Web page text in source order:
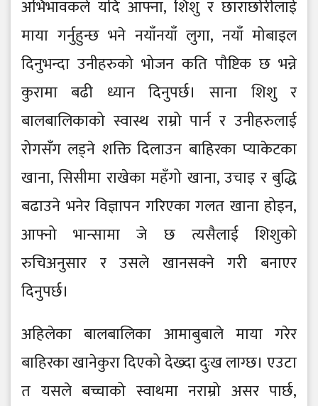
अभिभावकले यदि आफ्ना, शिशु र छाराछोरीलाई
माया गर्नुहुन्छ भने नयाँनयाँ लुगा, नयाँ मोबाइल
दिनुभन्दा उनीहरुको भोजन कति पौष्टिक छ भन्ने
कुरामा बढी ध्यान दिनुपर्छ। साना शिशु र
बालबालिकाको स्वास्थ राम्रो पार्न र उनीहरुलाई
रोगसँग लड्ने शक्ति दिलाउन बाहिरका प्याकेटका
खाना, सिसीमा राखेका महँगो खाना, उचाइ र बुद्धि
बढाउने भनेर विज्ञापन गरिएका गलत खाना होइन,
आफ्नो भान्सामा जे छ त्यसैलाई शिशुको
रुचिअनुसार र उसले खानसक्ने गरी बनाएर
दिनुपर्छ।
अहिलेका बालबालिका आमाबुबाले माया गरेर
बाहिरका खानेकुरा दिएको देख्दा दुःख लाग्छ। एउटा
त यसले बच्चाको स्वाथमा नराम्रो असर पार्छ,